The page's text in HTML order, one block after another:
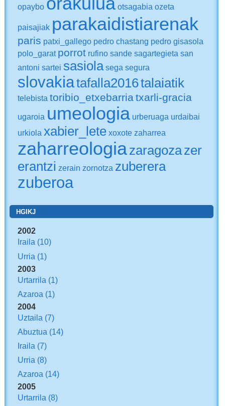
opaybo otsagabia ozeta
paisajiak parakaidistiarenak
paris patxi_gallego pedro chastang pedro gisasola
polo_garat porrot rufino sande sagartegieta san
antoni sartei sasiola sega segura
slovakiatafalla2016talaiatik
telebista toribio_etxebarriatxarli-gracia
ugaroia umeologia urberuaga urdaibai
urkiola xabier_lete xoxote zaharrea
zaharreologiazaragozazer
erantzi zerain zornotza zuberera
zuberoa
HGIKJ
2002
Iraila (10)
Urria (1)
2003
Urtarrila (1)
Azaroa (1)
2004
Uztaila (7)
Abuztua (14)
Iraila (7)
Urria (8)
Azaroa (14)
2005
Urtarrila (8)